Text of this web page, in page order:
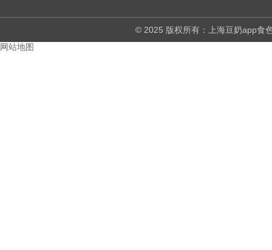
© 2025 版权所有：上海豆奶app
网站地图